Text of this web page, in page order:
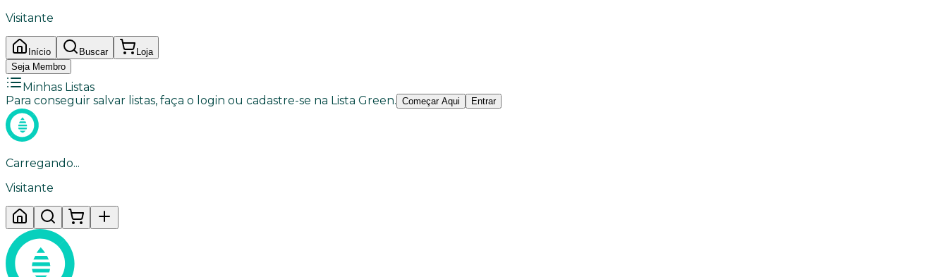
Visitante
Início Buscar
Loja
Seja Membro
Minhas Listas
Para conseguir salvar listas, faça o login ou cadastre-se na Lista Green. Começar Aqui Entrar
Carregando...
Visitante